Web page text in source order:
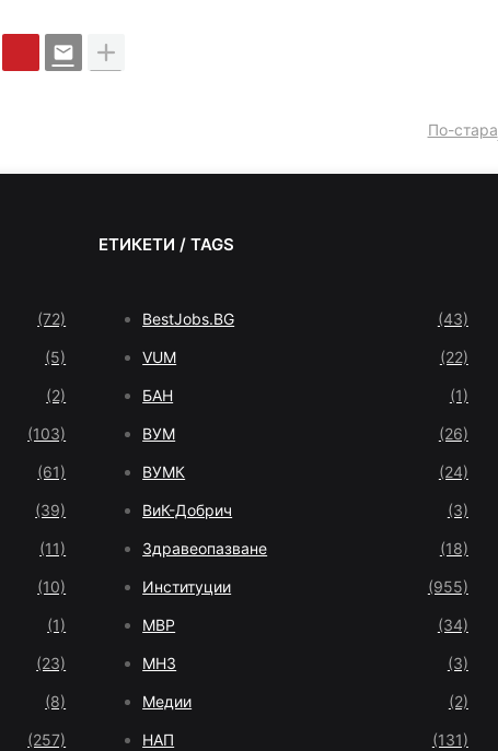
По-стара
(72)
(5)
(2)
(103)
(61)
(39)
(11)
(10)
(1)
(23)
(8)
(257)
ЕТИКЕТИ / TAGS
BestJobs.BG (43)
VUM (22)
БАН (1)
ВУМ (26)
ВУМК (24)
ВиК-Добрич (3)
Здравеопазване (18)
Институции (955)
МВР (34)
МНЗ (3)
Медии (2)
НАП (131)